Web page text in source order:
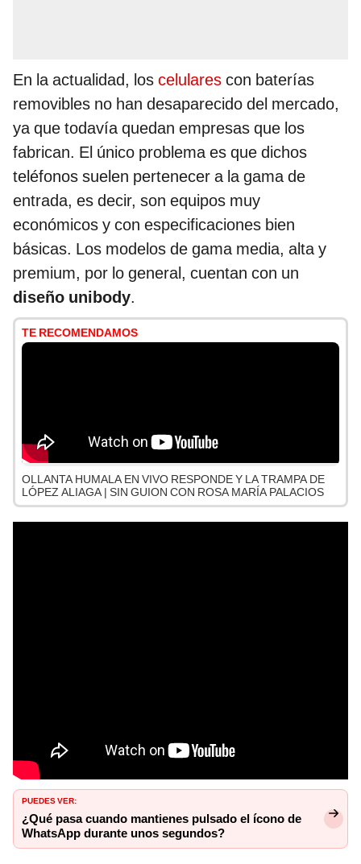
En la actualidad, los celulares con baterías
removibles no han desaparecido del mercado,
ya que todavía quedan empresas que los
fabrican. El único problema es que dichos
teléfonos suelen pertenecer a la gama de
entrada, es decir, son equipos muy
económicos y con especificaciones bien
básicas. Los modelos de gama media, alta y
premium, por lo general, cuentan con un
diseño unibody.
TE RECOMENDAMOS
OLLANTA HUMALA EN VIVO RESPONDE Y LA TRAMPA DE
LÓPEZ ALIAGA | SIN GUION CON ROSA MARÍA PALACIOS
PUEDES VER:
¿Qué pasa cuando mantienes pulsado el ícono de
WhatsApp durante unos segundos?